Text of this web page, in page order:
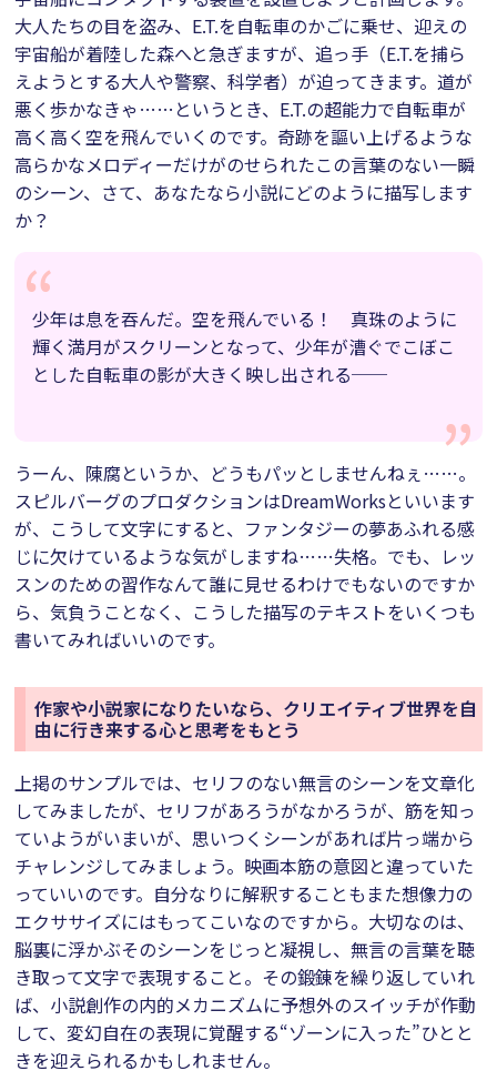
大人たちの目を盗み、E.T.を自転車のかごに乗せ、迎えの
宇宙船が着陸した森へと急ぎますが、追っ手（E.T.を捕ら
えようとする大人や警察、科学者）が迫ってきます。道が
悪く歩かなきゃ……というとき、E.T.の超能力で自転車が
高く高く空を飛んでいくのです。奇跡を謳い上げるような
高らかなメロディーだけがのせられたこの言葉のない一瞬
のシーン、さて、あなたなら小説にどのように描写します
か？
少年は息を吞んだ。空を飛んでいる！ 真珠のように
輝く満月がスクリーンとなって、少年が漕ぐでこぼこ
とした自転車の影が大きく映し出される──
うーん、陳腐というか、どうもパッとしませんねぇ……。
スピルバーグのプロダクションはDreamWorksといいます
が、こうして文字にすると、ファンタジーの夢あふれる感
じに欠けているような気がしますね……失格。でも、レッ
スンのための習作なんて誰に見せるわけでもないのですか
ら、気負うことなく、こうした描写のテキストをいくつも
書いてみればいいのです。
作家や小説家になりたいなら、クリエイティブ世界を自
由に行き来する心と思考をもとう
上掲のサンプルでは、セリフのない無言のシーンを文章化
してみましたが、セリフがあろうがなかろうが、筋を知っ
ていようがいまいが、思いつくシーンがあれば片っ端から
チャレンジしてみましょう。映画本筋の意図と違っていた
っていいのです。自分なりに解釈することもまた想像力の
エクササイズにはもってこいなのですから。大切なのは、
脳裏に浮かぶそのシーンをじっと凝視し、無言の言葉を聴
き取って文字で表現すること。その鍛錬を繰り返していれ
ば、小説創作の内的メカニズムに予想外のスイッチが作動
して、変幻自在の表現に覚醒する“ゾーンに入った”ひとと
きを迎えられるかもしれません。